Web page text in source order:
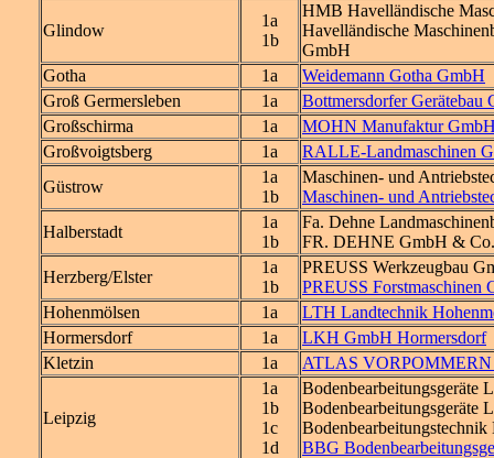
Glindow
1a
1b
HMB Havelländische
Havelländische
GmbH
Gotha
1a
Weidemann Gotha GmbH
Groß Germersleben
1a
Bottmersdorfer Gerätebau
Großschirma
1a
MOHN Manufaktur
Großvoigtsberg
1a
RALLE-Landmaschinen
Güstrow
1a
1b
Maschinen- und
Maschinen- und
Halberstadt
1a
1b
Fa. Dehne
FR. DEHNE GmbH &
Herzberg/Elster
1a
1b
PREUSS Werkzeugbau
PREUSS Forstmaschinen
Hohenmölsen
1a
LTH Landtechnik
Hormersdorf
1a
LKH GmbH Hormersdorf
Kletzin
1a ATLAS
Leipzig
1a
1b
1c
1d
Bodenbearbeitungsgeräte
Bodenbearbeitungsgeräte
BBG